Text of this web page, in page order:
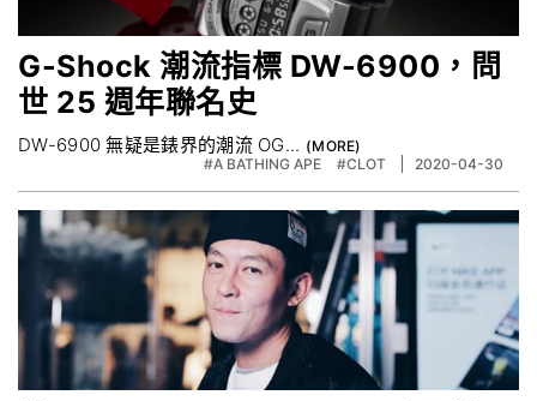
G-Shock 潮流指標 DW-6900，問
世 25 週年聯名史
DW-6900 無疑是錶界的潮流 OG...
#A BATHING APE #CLOT 2020-04-30